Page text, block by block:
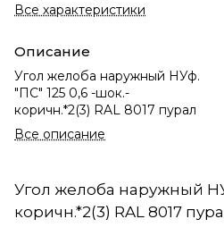
Все характеристики
Описание
Угол желоба наружный НУф.
"ПС" 125 0,6 -шок.-
коричн.*2(3) RAL 8017 пурал
Все описание
Угол желоба наружный
коричн.*2(3) RAL 8017